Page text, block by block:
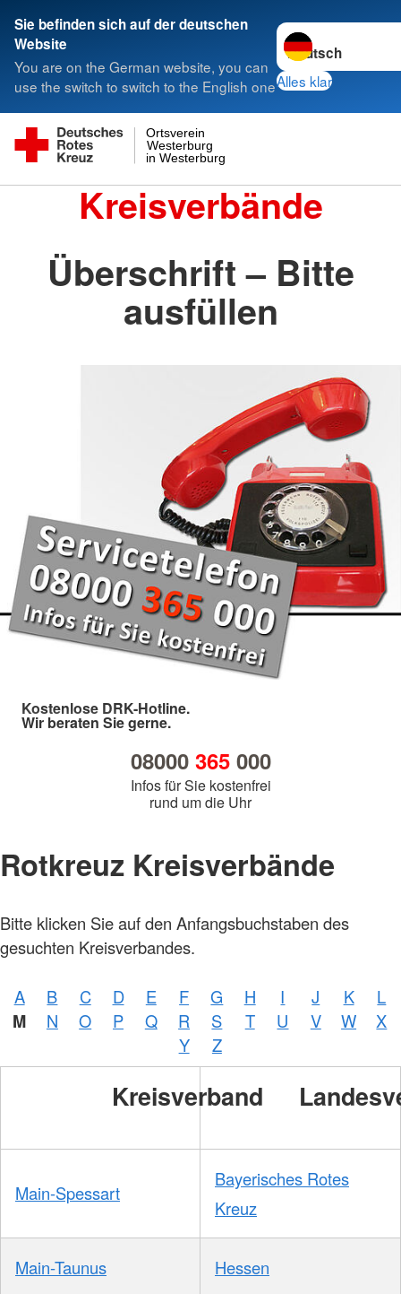
Sie befinden sich auf der deutschen
Website
You are on the German website, you can
use the switch to switch to the English one
Sprache wechseln
Alles klar
in Westerburg
Westerburg
Ortsverein
Kreisverbände
Überschrift – Bitte
ausfüllen
Kostenlose DRK-Hotline.
Wir beraten Sie gerne.
08000 365000
Infos für Sie kostenfrei
rund um die Uhr
Rotkreuz Kreisverbände
Bitte klicken Sie auf den Anfangsbuchstaben des
gesuchten Kreisverbandes.
A B C D E F G H I J K L
M N O P Q R S T U V W
X
Y
Z
Kreisverband
Main-Spessart
Bayerisches Rotes
Kreuz
Main-Taunus Hessen